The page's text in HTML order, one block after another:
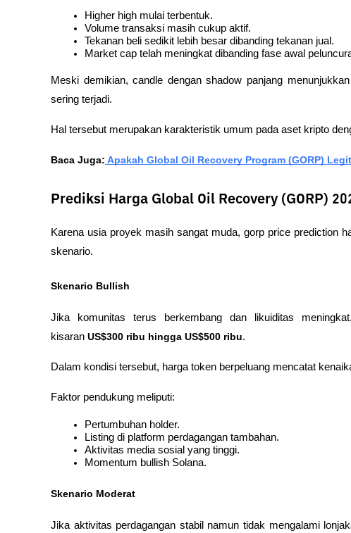
Higher high mulai terbentuk.
Volume transaksi masih cukup aktif.
Tekanan beli sedikit lebih besar dibanding tekanan jual.
Market cap telah meningkat dibanding fase awal
Meski demikian, candle dengan shadow panjang
sering terjadi.
Hal tersebut merupakan karakteristik umum pada aset kripto
Baca Juga: Apakah Global Oil Recovery Program (GORP)
Prediksi Harga Global Oil Recovery (GORP)
Karena usia proyek masih sangat muda, gorp price prediction
skenario.
Skenario Bullish
Jika komunitas terus berkembang dan likuiditas
kisaran US$300 ribu hingga US$500 ribu.
Dalam kondisi tersebut, harga token berpeluang mencatat
Faktor pendukung meliputi:
Pertumbuhan holder.
Listing di platform perdagangan tambahan.
Aktivitas media sosial yang tinggi.
Momentum bullish Solana.
Skenario Moderat
Jika aktivitas perdagangan stabil namun tidak mengalami